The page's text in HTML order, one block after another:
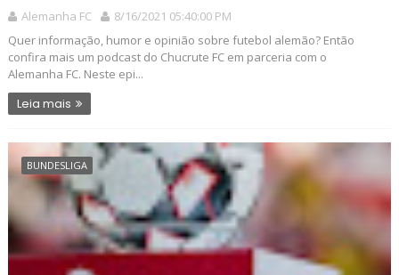
Alemanha FC
8/16/2021 05:40:00 PM
Quer informação, humor e opinião sobre futebol alemão? Então
confira mais um podcast do Chucrute FC em parceria com o
Alemanha FC. Neste epi...
Leia mais
BUNDESLIGA